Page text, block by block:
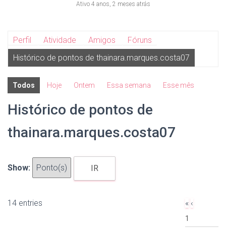
Ativo 4 anos, 2 meses atrás
Perfil Atividade Amigos
Fóruns
Histórico de pontos de thainara.marques.costa07
Todos Hoje Ontem Essa semana Esse mês
Histórico de pontos de
thainara.marques.costa07
Show:
Log entries navigation
14 entries « ‹